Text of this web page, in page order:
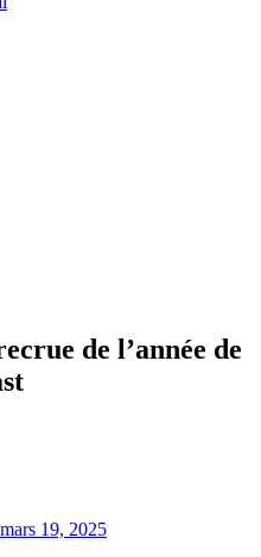
de l’année de
mars 19, 2025